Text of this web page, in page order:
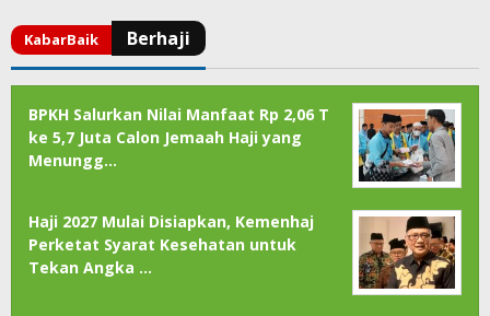
BPKH Salurkan Nilai Manfaat Rp 2,06 T
ke 5,7 Juta Calon Jemaah Haji yang
Menungg…
Haji 2027 Mulai Disiapkan, Kemenhaj
Perketat Syarat Kesehatan untuk
Tekan Angka …